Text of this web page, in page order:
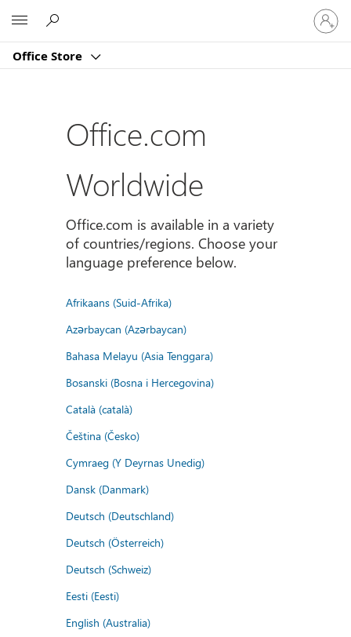
Office Store
Sign
in
to
account
Office.com
Worldwide
Office.com is available in a variety
of countries/regions. Choose your
language preference below.
Afrikaans (Suid-Afrika)
Azərbaycan (Azərbaycan)
Bahasa Melayu (Asia Tenggara)
Bosanski (Bosna i Hercegovina)
Català (català)
Čeština (Česko)
Cymraeg (Y Deyrnas Unedig)
Dansk (Danmark)
Deutsch (Deutschland)
Deutsch (Österreich)
Deutsch (Schweiz)
Eesti (Eesti)
English (Australia)